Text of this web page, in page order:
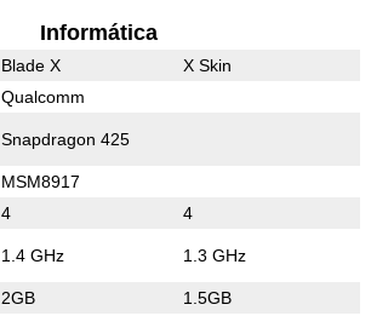
Informática
Blade X X Skin
Qualcomm
Snapdragon 425
MSM8917
4 4
1.4 GHz 1.3 GHz
2GB 1.5GB